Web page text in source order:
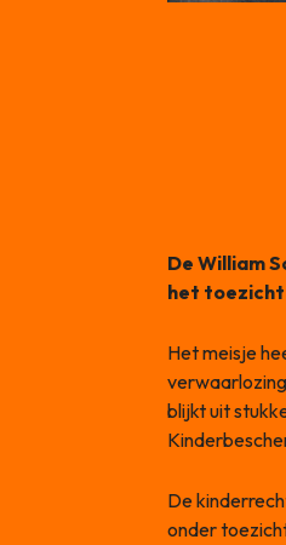
De William
het toezicht
Het meisje
blijkt uit
De
onder